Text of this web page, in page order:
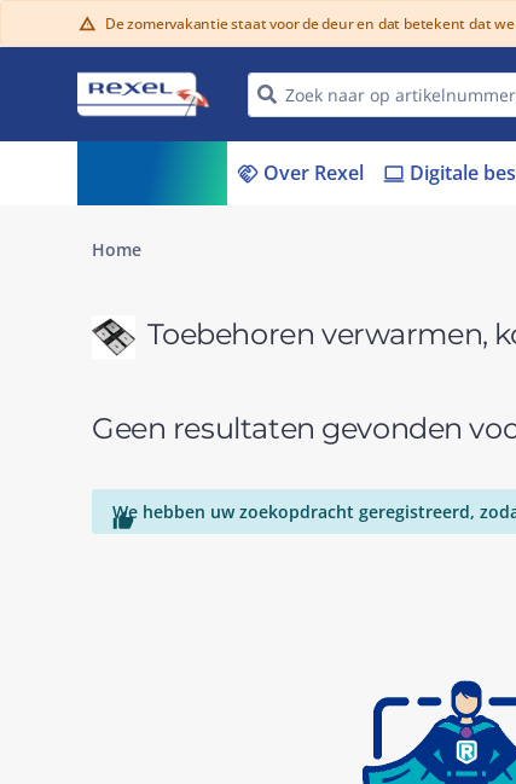
warning De zomervakantie staat voor de deur en dat betekent dat
handshake Over Rexel laptop Digitale
Home
Toebehoren verwarmen,
Geen resultaten gevonden

We hebben uw zoekopdracht geregistreerd,